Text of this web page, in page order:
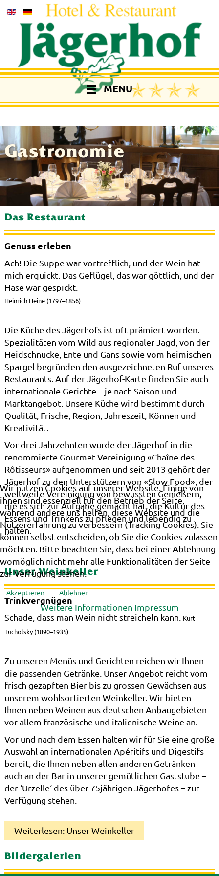
MENU
Gastronomie
Das Restaurant
Genuss erleben
Ach! Die Suppe war vortrefflich, und der Wein hat
mich erquickt. Das Geflügel, das war göttlich, und der
Hase war gespickt.
Heinrich Heine (1797–1856)
Die Küche des Jägerhofs ist oft prämiert worden.
Spezialitäten vom Wild aus regionaler Jagd, von der
Heidschnucke, Ente und Gans sowie vom heimischen
Spargel begründen den ausgezeichneten Ruf unseres
Restaurants. Auf der Jägerhof-Karte finden Sie auch
internationale Gerichte – je nach Saison und
Marktangebot. Unsere Küche wird bestimmt durch
Qualität, Frische, Region, Jahreszeit, Können und
Kreativität.
Vor drei Jahrzehnten wurde der Jägerhof in die
renommierte Gourmet-Vereinigung «Chaîne des
Rôtisseurs» aufgenommen und seit 2013 gehört der
Jägerhof zu den Unterstützern von «Slow Food», der
weltweite Vereinigung von bewussten Genießern,
die es sich zur Aufgabe gemacht hat, die Kultur des
Essens und Trinkens zu pflegen und lebendig zu
halten.
Unser Weinkeller
Trinkvergnügen
Schade, dass man Wein nicht streicheln kann. Kurt
Tucholsky (1890–1935)
Zu unseren Menüs und Gerichten reichen wir Ihnen
die passenden Getränke. Unser Angebot reicht vom
frisch gezapften Bier bis zu grossen Gewächsen aus
unserem wohlsortierten Weinkeller. Wir bieten
Ihnen neben Weinen aus deutschen Anbaugebieten
vor allem französische und italienische Weine an.
Vor und nach dem Essen halten wir für Sie eine große
Auswahl an internationalen Apéritifs und Digestifs
bereit, die Ihnen neben allen anderen Getränken
auch an der Bar in unserer gemütlichen Gaststube –
der ‘Urzelle‘ des über 75jährigen Jägerhofes – zur
Verfügung stehen.
Weiterlesen: Unser Weinkeller
Bildergalerien
Wir nutzen Cookies auf unserer Website. Einige von
ihnen sind essenziell für den Betrieb der Seite,
während andere uns helfen, diese Website und die
Nutzererfahrung zu verbessern (Tracking Cookies). Sie
können selbst entscheiden, ob Sie die Cookies zulassen
möchten. Bitte beachten Sie, dass bei einer Ablehnung
womöglich nicht mehr alle Funktionalitäten der Seite
zur Verfügung stehen.
Akzeptieren Ablehnen
Weitere Informationen Impressum